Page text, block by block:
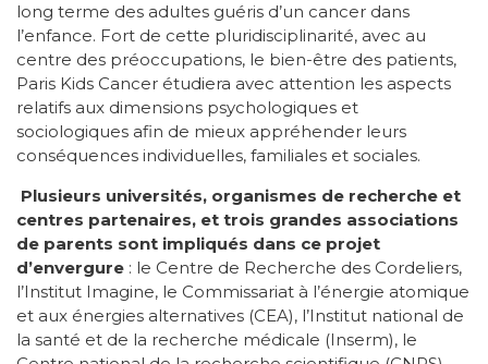
long terme des adultes guéris d’un cancer dans
l’enfance. Fort de cette pluridisciplinarité, avec au
centre des préoccupations, le bien-être des patients,
Paris Kids Cancer étudiera avec attention les aspects
relatifs aux dimensions psychologiques et
sociologiques afin de mieux appréhender leurs
conséquences individuelles, familiales et sociales.
Plusieurs universités, organismes de recherche et
centres partenaires, et trois grandes associations
de parents sont impliqués dans ce projet
d’envergure : le Centre de Recherche des Cordeliers,
l’Institut Imagine, le Commissariat à l’énergie atomique
et aux énergies alternatives (CEA), l’Institut national de
la santé et de la recherche médicale (Inserm), le